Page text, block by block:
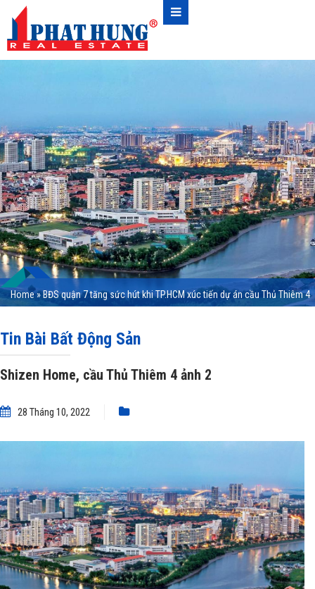
Home»BĐS quận 7 tăng sức hút khi TP.HCM xúc tiến dự án cầu Thủ Thiêm 4
Tin Bài Bất Động Sản
Shizen Home, cầu Thủ Thiêm 4 ảnh 2
28 Tháng 10, 2022